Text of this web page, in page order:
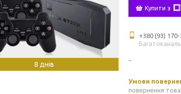
8 днів
Купити з
+380 (93)
повернення